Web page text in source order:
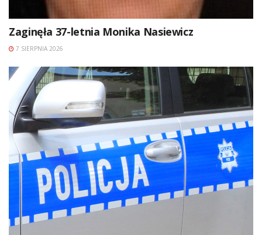
Zaginęła 37-letnia Monika Nasiewicz
7 SIERPNIA 2026